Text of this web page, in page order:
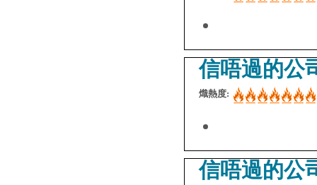
信唔過的公
熾熱度:
信唔過的公